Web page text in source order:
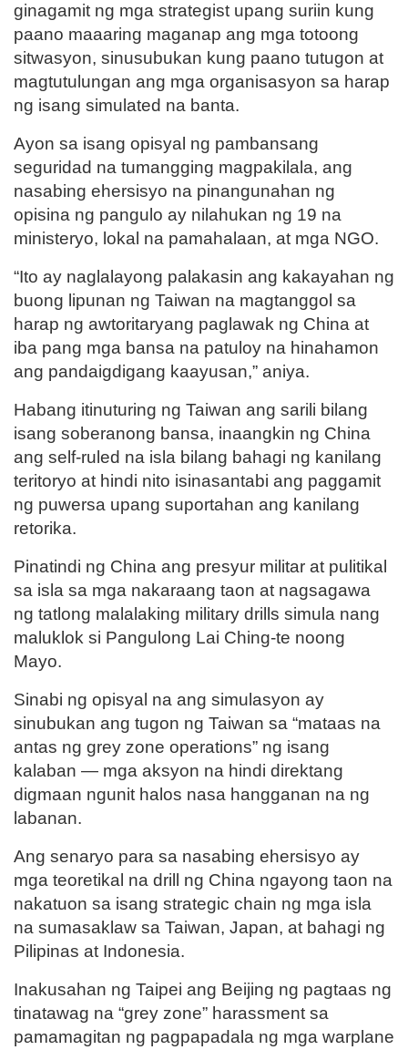
ginagamit ng mga strategist upang suriin kung
paano maaaring maganap ang mga totoong
sitwasyon, sinusubukan kung paano tutugon at
magtutulungan ang mga organisasyon sa harap
ng isang simulated na banta.
Ayon sa isang opisyal ng pambansang
seguridad na tumangging magpakilala, ang
nasabing ehersisyo na pinangunahan ng
opisina ng pangulo ay nilahukan ng 19 na
ministeryo, lokal na pamahalaan, at mga NGO.
“Ito ay naglalayong palakasin ang kakayahan ng
buong lipunan ng Taiwan na magtanggol sa
harap ng awtoritaryang paglawak ng China at
iba pang mga bansa na patuloy na hinahamon
ang pandaigdigang kaayusan,” aniya.
Habang itinuturing ng Taiwan ang sarili bilang
isang soberanong bansa, inaangkin ng China
ang self-ruled na isla bilang bahagi ng kanilang
teritoryo at hindi nito isinasantabi ang paggamit
ng puwersa upang suportahan ang kanilang
retorika.
Pinatindi ng China ang presyur militar at pulitikal
sa isla sa mga nakaraang taon at nagsagawa
ng tatlong malalaking military drills simula nang
maluklok si Pangulong Lai Ching-te noong
Mayo.
Sinabi ng opisyal na ang simulasyon ay
sinubukan ang tugon ng Taiwan sa “mataas na
antas ng grey zone operations” ng isang
kalaban — mga aksyon na hindi direktang
digmaan ngunit halos nasa hangganan na ng
labanan.
Ang senaryo para sa nasabing ehersisyo ay
mga teoretikal na drill ng China ngayong taon na
nakatuon sa isang strategic chain ng mga isla
na sumasaklaw sa Taiwan, Japan, at bahagi ng
Pilipinas at Indonesia.
Inakusahan ng Taipei ang Beijing ng pagtaas ng
tinatawag na “grey zone” harassment sa
pamamagitan ng pagpapadala ng mga warplane